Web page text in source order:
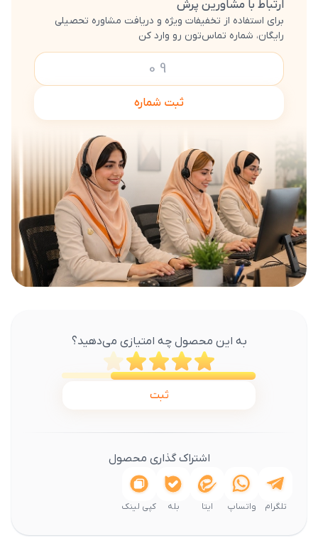
ارتباط با مشاورین پرش
برای استفاده از تخفیفات ویژه و دریافت مشاوره تحصیلی
رایگان، شماره تماس‌تون رو وارد کن
ثبت شماره
به این محصول چه امتیازی می‌دهید؟
ثبت
اشتراک گذاری محصول
تلگرام واتساپ ایتا بله کپی لینک